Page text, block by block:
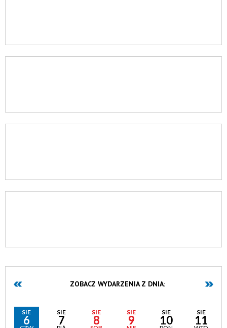
ZOBACZ WYDARZENIA Z DNIA:
SIE
6
SIE
7
SIE
8
SIE
9
SIE
10
SIE
11